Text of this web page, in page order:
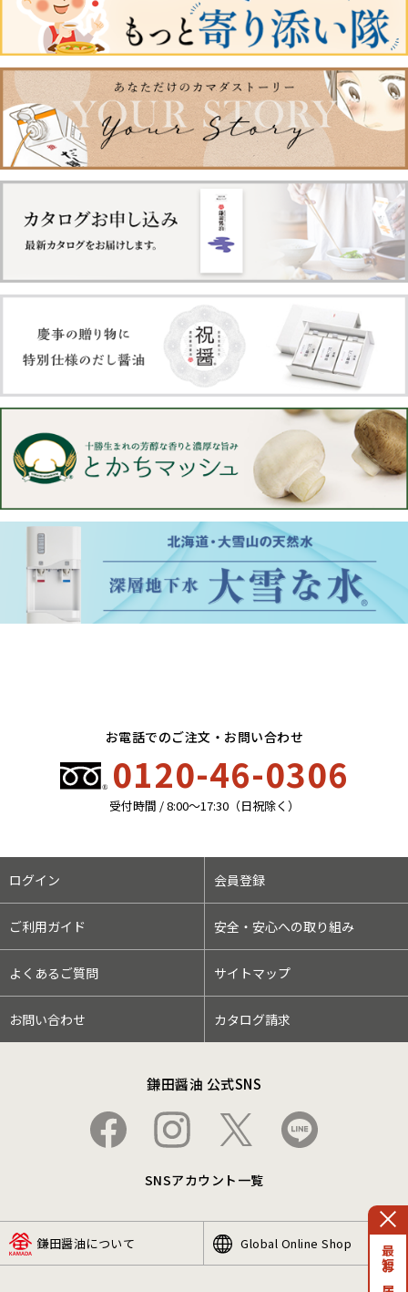
お電話でのご注文・お問い合わせ
0120-46-0306
受付時間 / 8:00〜17:30（日祝除く）
ログイン 会員登録
ご利用ガイド 安全・安心への取り組み
よくあるご質問 サイトマップ
お問い合わせ カタログ請求
鎌田醤油 公式SNS
SNSアカウント一覧
鎌田醤油について Global Online Shop